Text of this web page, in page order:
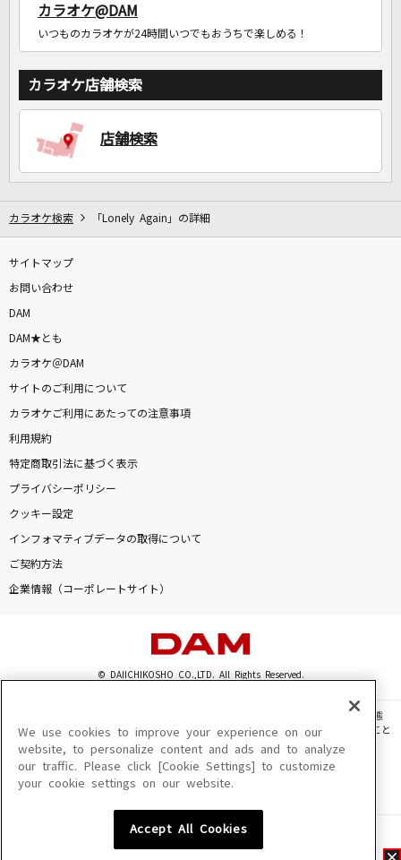
カラオケ@DAM
いつものカラオケが24時間いつでもおうちで楽しめる！
カラオケ店舗検索
店舗検索
カラオケ検索 「Lonely Again」の詳細
サイトマップ
お問い合わせ
DAM
DAM★とも
カラオケ＠DAM
サイトのご利用について
カラオケご利用にあたっての注意事項
利用規約
特定商取引法に基づく表示
プライバシーポリシー
クッキー設定
インフォマティブデータの取得について
ご契約方法
企業情報（コーポレートサイト）
© DAIICHIKOSHO CO.,LTD. All Rights Reserved.
このサイトに掲載されている一切の文章・画像・写真・動画・音声等を、手段や形態
を問わず、著作権法の定める範囲を超えて無断で複製、転載、ファイル化などすること
を禁じます。
楽曲及びコンテンツは、機種によりご利用いただけない場合があります。
楽曲及びコンテンツの配信日、配信内容が変更になる場合があります。
We use cookies to improve your experience on our
website, to personalize content and ads and to analyze
our traffic. Please click [Cookie Settings] to customize
your cookie settings on our website.
Accept All Cookies